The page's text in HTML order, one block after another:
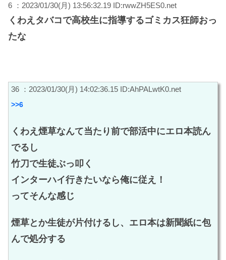
6 ：2023/01/30(月) 13:56:32.19 ID:rwwZH5ES0.net
くわえタバコで高校生に指導するゴミカス狂師おっ
たな
36 ：2023/01/30(月) 14:02:36.15 ID:AhPALwtK0.net
>>6
くわえ煙草なんて当たり前で部活中にエロ本読ん
でるし
竹刀で生徒ぶっ叩く
インターハイ行きたいなら俺に従え！
ってそんな感じ
煙草とか生徒が片付けるし、エロ本は新聞紙に包
んで処分する